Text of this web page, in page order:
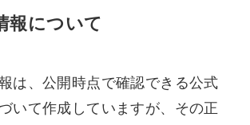
報について
は、公開時点で確認できる公式
いて作成していますが、その正